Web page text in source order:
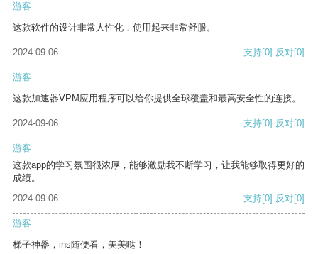
游客
这款软件的设计非常人性化，使用起来非常舒服。
2024-09-06 支持[0] 反对[0]
游客
这款加速器VPM应用程序可以给你提供全球覆盖和最高安全性的连接。
2024-09-06 支持[0] 反对[0]
游客
这款app的学习氛围很浓厚，能够激励我不断学习，让我能够取得更好的
成绩。
2024-09-06
支持[0] 反对[0]
游客
梯子神器，ins随便看，美美哒！